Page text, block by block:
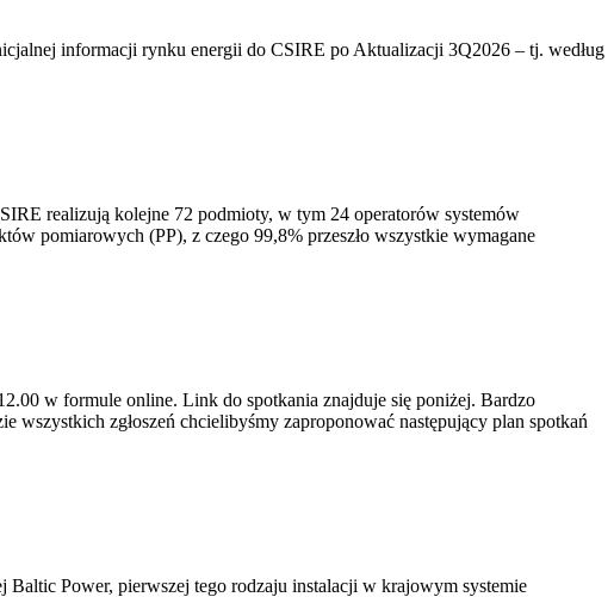
informacji rynku energii do CSIRE po Aktualizacji 3Q2026 – tj. według
realizują kolejne 72 podmioty, w tym 24 operatorów systemów
pomiarowych (PP), z czego 99,8% przeszło wszystkie wymagane
w formule online. Link do spotkania znajduje się poniżej. Bardzo
zgłoszeń chcielibyśmy zaproponować następujący plan spotkań
Power, pierwszej tego rodzaju instalacji w krajowym systemie